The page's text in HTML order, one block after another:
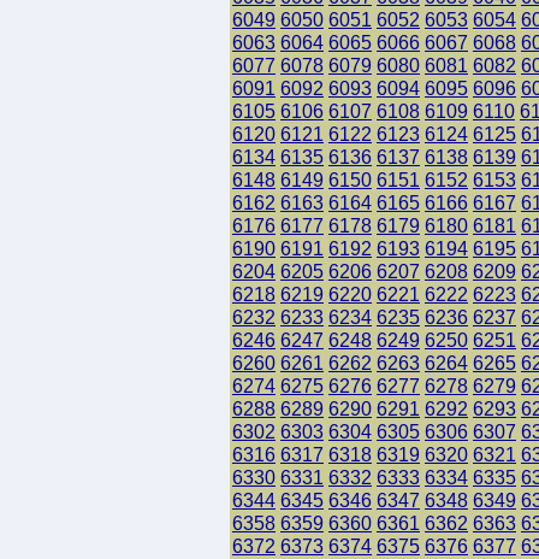
6049 6050 6051 6052 6053 6054
6063 6064 6065 6066 6067 6068
6077 6078 6079 6080 6081 6082
6091 6092 6093 6094 6095 6096
6105 6106 6107 6108 6109 6110
6120 6121 6122 6123 6124 6125
6134 6135 6136 6137 6138 6139
6148 6149 6150 6151 6152 6153
6162 6163 6164 6165 6166 6167
6176 6177 6178 6179 6180 6181
6190 6191 6192 6193 6194 6195
6204 6205 6206 6207 6208 6209
6218 6219 6220 6221 6222 6223
6232 6233 6234 6235 6236 6237
6246 6247 6248 6249 6250 6251
6260 6261 6262 6263 6264 6265
6274 6275 6276 6277 6278 6279
6288 6289 6290 6291 6292 6293
6302 6303 6304 6305 6306 6307
6316 6317 6318 6319 6320 6321
6330 6331 6332 6333 6334 6335
6344 6345 6346 6347 6348 6349
6358 6359 6360 6361 6362 6363
6372 6373 6374 6375 6376 6377